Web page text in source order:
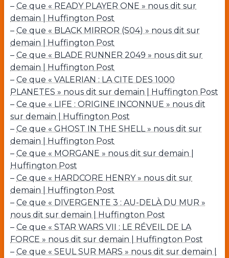
– Ce que « READY PLAYER ONE » nous dit sur
demain | Huffington Post
– Ce que « BLACK MIRROR (S04) » nous dit sur
demain | Huffington Post
– Ce que « BLADE RUNNER 2049 » nous dit sur
demain | Huffington Post
– Ce que « VALERIAN : LA CITE DES 1000
PLANETES » nous dit sur demain | Huffington Post
– Ce que « LIFE : ORIGINE INCONNUE » nous dit
sur demain | Huffington Post
– Ce que « GHOST IN THE SHELL » nous dit sur
demain | Huffington Post
– Ce que « MORGANE » nous dit sur demain |
Huffington Post
– Ce que « HARDCORE HENRY » nous dit sur
demain | Huffington Post
– Ce que « DIVERGENTE 3 : AU-DELÀ DU MUR »
nous dit sur demain | Huffington Post
– Ce que « STAR WARS VII : LE RÉVEIL DE LA
FORCE » nous dit sur demain | Huffington Post
– Ce que « SEUL SUR MARS » nous dit sur demain |